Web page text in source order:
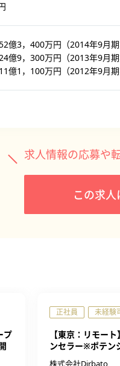
億3，400万円（2014年9月期
，300万円（2013年9月期
，100万円（2012年9月期
求人情報の応募や
この求
プ
正社員 未経験
【東京：リモー
ンセラー※ポテン
株式会社Dirbato